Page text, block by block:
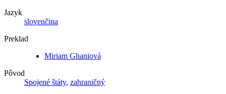
Jazyk
slovenčina
Preklad
Miriam Ghaniová
Pôvod
Spojené štáty, zahraničný